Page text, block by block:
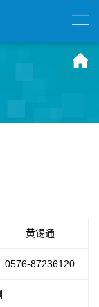
黄锡通
0576-87236120